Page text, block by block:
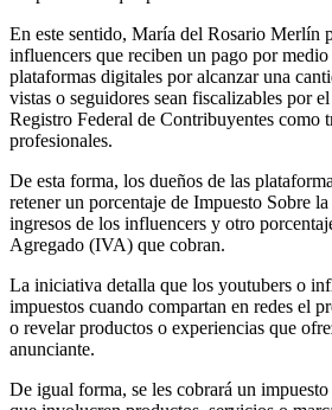
En este sentido, María del Rosario Merlín
influencers que reciben un pago por medio
plataformas digitales por alcanzar una
vistas o seguidores sean fiscalizables por
Registro Federal de Contribuyentes como
profesionales.
De esta forma, los dueños de las
retener un porcentaje de Impuesto Sobre
ingresos de los influencers y otro
Agregado (IVA) que cobran.
La iniciativa detalla que los youtubers o
impuestos cuando compartan en redes el
o revelar productos o experiencias que
anunciante.
De igual forma, se les cobrará un